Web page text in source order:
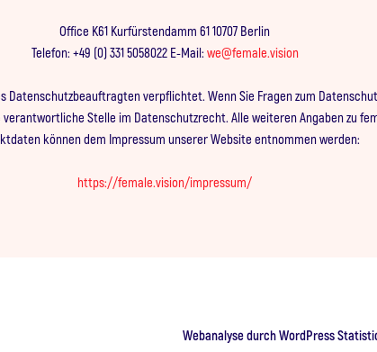
Office K61 Kurfürstendamm 61 10707 Berlin
Telefon: +49 (0) 331 5058022 E-Mail: we@female.vision
Datenschutzbeauftragten verpflichtet. Wenn Sie Fragen zum
Stelle im Datenschutzrecht. Alle weiteren Angaben zu
können dem Impressum unserer Website entnommen werden:
https://female.vision/impressum/
Webanalyse durch WordPress